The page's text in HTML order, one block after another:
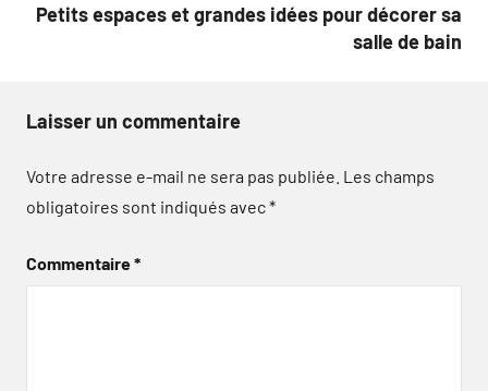
Petits espaces et grandes idées pour décorer sa
salle de bain
Laisser un commentaire
Votre adresse e-mail ne sera pas publiée. Les champs
obligatoires sont indiqués avec*
Commentaire*